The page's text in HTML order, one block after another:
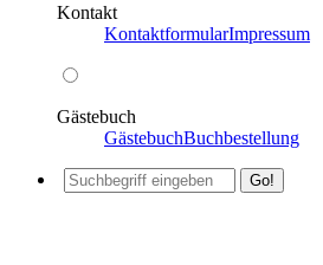
Kontakt
KontaktformularImpressum
Gästebuch
GästebuchBuchbestellung